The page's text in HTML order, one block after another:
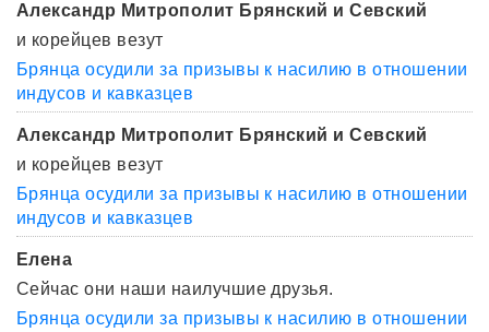
Александр Митрополит Брянский и Севский
и корейцев везут
Брянца осудили за призывы к насилию в отношении
индусов и кавказцев
Александр Митрополит Брянский и Севский
и корейцев везут
Брянца осудили за призывы к насилию в отношении
индусов и кавказцев
Елена
Сейчас они наши наилучшие друзья.
Брянца осудили за призывы к насилию в отношении